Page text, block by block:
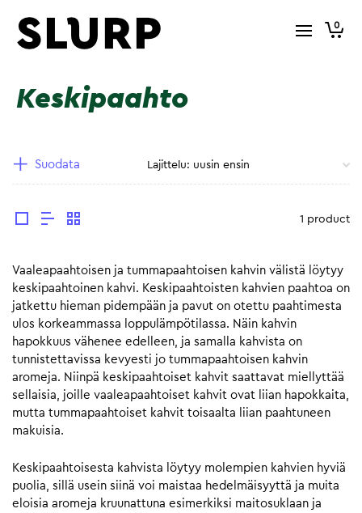
0
Keskipaahto
Suodata
1 product
Vaaleapaahtoisen ja tummapaahtoisen kahvin välistä löytyy
keskipaahtoinen kahvi. Keskipaahtoisten kahvien paahtoa on
jatkettu hieman pidempään ja pavut on otettu paahtimesta
ulos korkeammassa loppulämpötilassa. Näin kahvin
hapokkuus vähenee edelleen, ja samalla kahvista on
tunnistettavissa kevyesti jo tummapaahtoisen kahvin
aromeja. Niinpä keskipaahtoiset kahvit saattavat miellyttää
sellaisia, joille vaaleapaahtoiset kahvit ovat liian hapokkaita,
mutta tummapaahtoiset kahvit toisaalta liian paahtuneen
makuisia.
Keskipaahtoisesta kahvista löytyy molempien kahvien hyviä
puolia, sillä usein siinä voi maistaa hedelmäisyyttä ja muita
eloisia aromeja kruunattuna esimerkiksi maitosuklaan ja